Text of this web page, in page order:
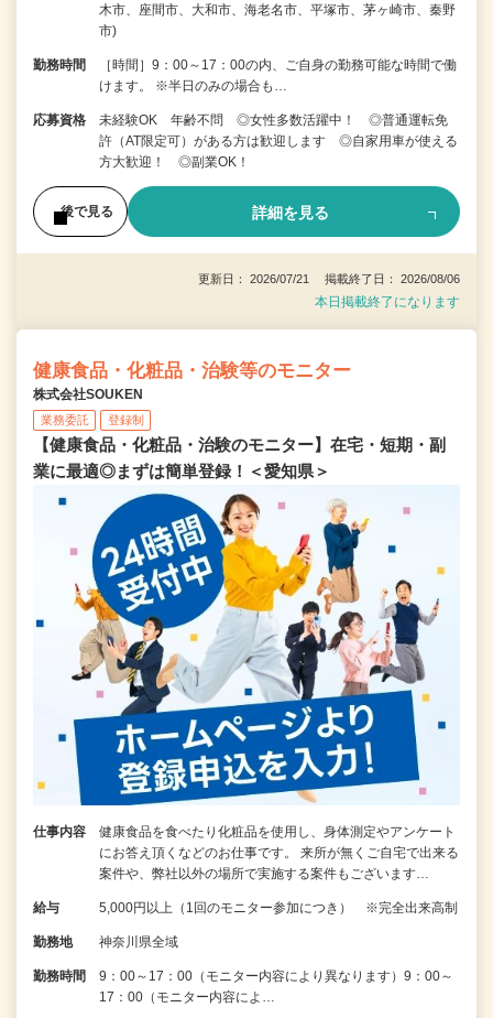
木市、座間市、大和市、海老名市、平塚市、茅ヶ崎市、秦野
市)
勤務時間
［時間］9：00～17：00の内、ご自身の勤務可能な時間で働
けます。 ※半日のみの場合も…
応募資格
未経験OK 年齢不問 ◎女性多数活躍中！ ◎普通運転免
許（AT限定可）がある方は歓迎します ◎自家用車が使える
方大歓迎！ ◎副業OK！
後で見る 詳細を見る
更新日： 2026/07/21 掲載終了日： 2026/08/06
本日掲載終了になります
健康食品・化粧品・治験等のモニター
株式会社SOUKEN
業務委託 登録制
【健康食品・化粧品・治験のモニター】在宅・短期・副
業に最適◎まずは簡単登録！＜愛知県＞
仕事内容
健康食品を食べたり化粧品を使用し、身体測定やアンケート
にお答え頂くなどのお仕事です。 来所が無くご自宅で出来る
案件や、弊社以外の場所で実施する案件もございます…
給与 5,000円以上（1回のモニター参加につき） ※完全出来高制
勤務地 神奈川県全域
勤務時間
9：00～17：00（モニター内容により異なります）9：00～
17：00（モニター内容によ…